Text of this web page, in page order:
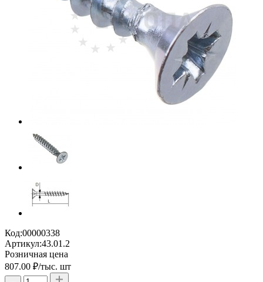
Код:00000338
Артикул:43.01.2
Розничная цена
807.00 ₽/тыс. шт